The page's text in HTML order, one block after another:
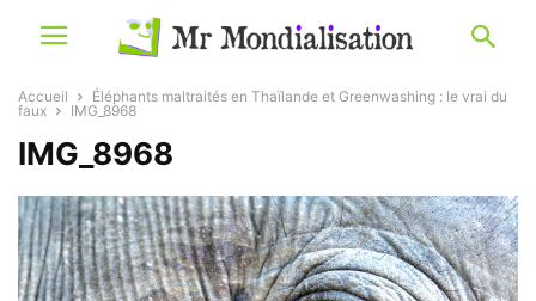
Accueil
Éléphants maltraités en Thaïlande et Greenwashing : le vrai du
faux
IMG_8968
IMG_8968